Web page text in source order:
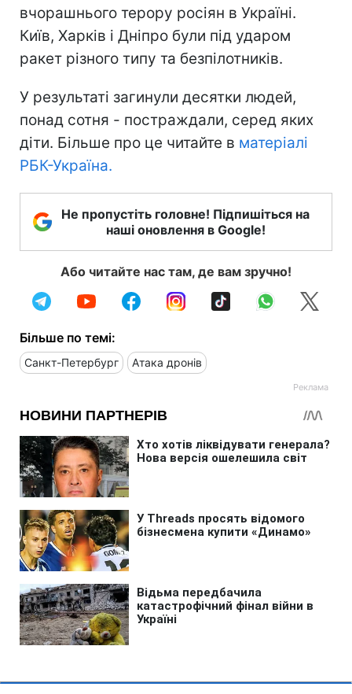
вчорашнього терору росіян в Україні.
Київ, Харків і Дніпро були під ударом
ракет різного типу та безпілотників.
У результаті загинули десятки людей,
понад сотня - постраждали, серед яких
діти. Більше про це читайте в матеріалі
РБК-Україна.
Не пропустіть головне! Підпишіться на
наші оновлення в Google!
Або читайте нас там, де вам зручно!
Більше по темі:
Санкт-Петербург Атака дронів